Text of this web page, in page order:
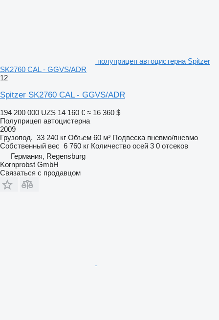
полуприцеп автоцистерна Spitzer
SK2760 CAL - GGVS/ADR
12
Spitzer SK2760 CAL - GGVS/ADR
194 200 000 UZS 14 160 € ≈ 16 360 $
Полуприцеп автоцистерна
2009
Грузопод. 33 240 кг Объем 60 м³ Подвеска пневмо/пневмо
Собственный вес 6 760 кг Количество осей 3 0 отсеков
Германия, Regensburg
Kornprobst GmbH
Связаться с продавцом